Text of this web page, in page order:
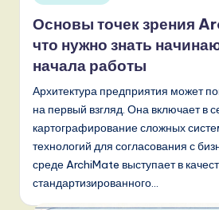
Основы точек зрения
что нужно знать
начала работы
Архитектура предприятия может
на первый взгляд. Она включает в
картографирование сложных
технологий для согласования с
среде ArchiMate выступает в
стандартизированного…